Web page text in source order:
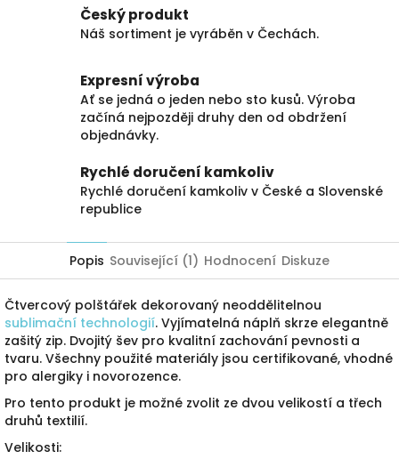
Český produkt
Náš sortiment je vyráběn v Čechách.
Expresní výroba
Ať se jedná o jeden nebo sto kusů. Výroba
začíná nejpozději druhy den od obdržení
objednávky.
Rychlé doručení kamkoliv
Rychlé doručení kamkoliv v České a Slovenské
republice
Popis Související (1) Hodnocení Diskuze
Čtvercový polštářek dekorovaný neoddělitelnou
sublimační technologií. Vyjímatelná náplň skrze elegantně
zašitý zip. Dvojitý šev pro kvalitní zachování pevnosti a
tvaru. Všechny použité materiály jsou certifikované, vhodné
pro alergiky i novorozence.
Pro tento produkt je možné zvolit ze dvou velikostí a třech
druhů textilií.
Velikosti: